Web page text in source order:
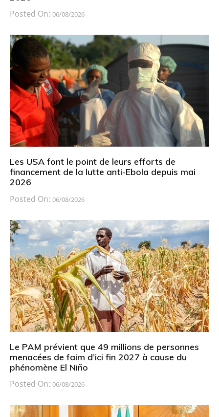
Posted On: 06/08/2026
Les USA font le point de leurs efforts de
financement de la lutte anti-Ebola depuis mai
2026
Posted On: 06/08/2026
Le PAM prévient que 49 millions de personnes
menacées de faim d’ici fin 2027 à cause du
phénomène El Niño
Posted On: 06/08/2026